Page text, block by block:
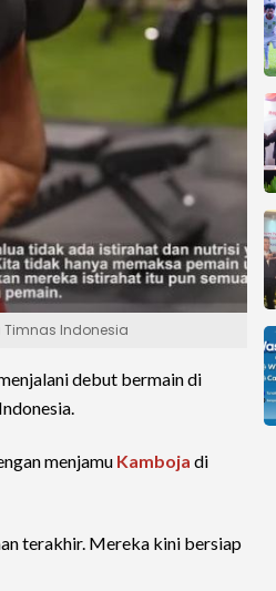
Timnas Indonesia
debut bermain di
menjamu Kamboja di
terakhir. Mereka kini bersiap